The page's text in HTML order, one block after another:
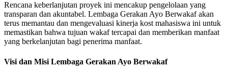
Rencana keberlanjutan proyek ini mencakup pengelolaan yang
transparan dan akuntabel. Lembaga Gerakan Ayo Berwakaf akan
terus memantau dan mengevaluasi kinerja kost mahasiswa ini untuk
memastikan bahwa tujuan wakaf tercapai dan memberikan manfaat
yang berkelanjutan bagi penerima manfaat.
Visi dan Misi Lembaga Gerakan Ayo Berwakaf